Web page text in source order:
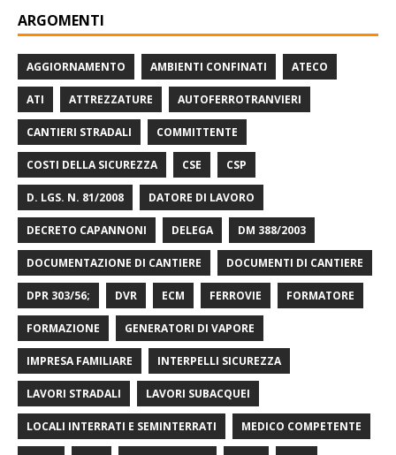
ARGOMENTI
AGGIORNAMENTO AMBIENTI CONFINATI ATECO
ATI ATTREZZATURE AUTOFERROTRANVIERI
CANTIERI STRADALI COMMITTENTE
COSTI DELLA SICUREZZA CSE CSP
D. LGS. N. 81/2008 DATORE DI LAVORO
DECRETO CAPANNONI DELEGA DM 388/2003
DOCUMENTAZIONE DI CANTIERE DOCUMENTI DI CANTIERE
DPR 303/56; DVR ECM FERROVIE FORMATORE
FORMAZIONE GENERATORI DI VAPORE
IMPRESA FAMILIARE INTERPELLI SICUREZZA
LAVORI STRADALI LAVORI SUBACQUEI
LOCALI INTERRATI E SEMINTERRATI MEDICO COMPETENTE